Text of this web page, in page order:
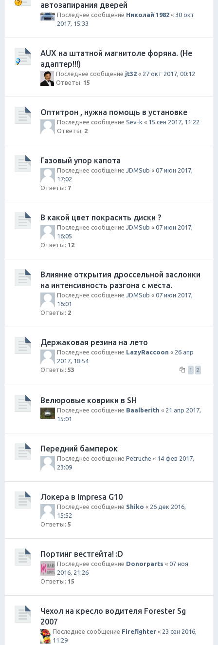
автозапирания дверей
Последнее сообщение Николай 1982 « 30 окт
2017, 15:33
AUX на штатной магнитоле форяна. (Не
адаптер!!!)
Последнее сообщение jt32 « 27 окт 2017, 00:12
Ответы: 15
Оптитрон , нужна помощь в установке
Последнее сообщение Sev-k « 15 сен 2017, 11:22
Ответы: 2
Газовый упор капота
Последнее сообщение JDMSub « 07 июн 2017,
17:02
Ответы: 7
В какой цвет покрасить диски ?
Последнее сообщение JDMSub « 07 июн 2017,
16:05
Ответы: 12
Влияние открытия дроссельной заслонки
на интенсивность разгона с места.
Последнее сообщение JDMSub « 07 июн 2017,
16:01
Ответы: 2
Держаковая резина на лето
Последнее сообщение LazyRaccoon « 26 апр
2017, 18:54
Ответы: 53 1 2
Велюровые коврики в SH
Последнее сообщение Baalberith « 21 апр 2017,
15:01
Передний бамперок
Последнее сообщение Petruche « 14 фев 2017,
23:09
Локера в Impresa G10
Последнее сообщение Shiko « 26 дек 2016,
15:52
Ответы: 5
Портинг вестгейта! :D
Последнее сообщение Donorparts « 07 ноя
2016, 21:26
Ответы: 15
Чехол на кресло водителя Forester Sg
2007
Последнее сообщение Firefighter « 23 сен 2016,
11:29